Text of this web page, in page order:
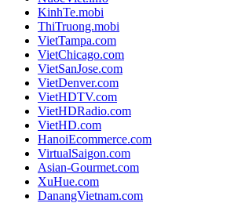
KinhTe.mobi
ThiTruong.mobi
VietTampa.com
VietChicago.com
VietSanJose.com
VietDenver.com
VietHDTV.com
VietHDRadio.com
VietHD.com
HanoiEcommerce.com
VirtualSaigon.com
Asian-Gourmet.com
XuHue.com
DanangVietnam.com